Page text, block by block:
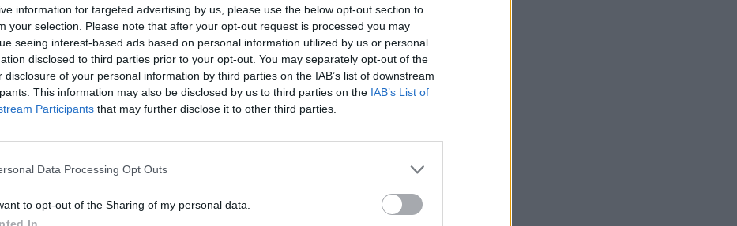
information for targeted advertising by us, please use the below opt-out section to
your selection. Please note that after your opt-out request is processed you may
seeing interest-based ads based on personal information utilized by us or personal
disclosed to third parties prior to your opt-out. You may separately opt-out of the
disclosure of your personal information by third parties on the IAB’s list of downstream
This information may also be disclosed by us to third parties on the IAB’s List of
Participants that may further disclose it to other third parties.
Data Processing Opt Outs
to opt-out of the Sharing of my personal data.
In